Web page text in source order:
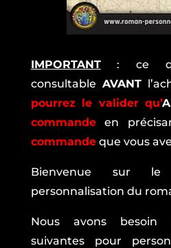
IMPORTANT: ce
consultableAVANT
pourrez le valider qu’
commandeen
commandeque vous
Bienvenue sur le
personnalisation du
Nous avons besoin
suivantes pour